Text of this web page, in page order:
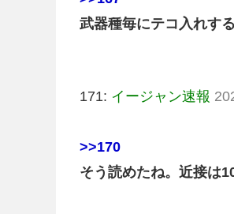
武器種毎にテコ入れす
171: イージャン速報
>>170
そう読めたね。近接は